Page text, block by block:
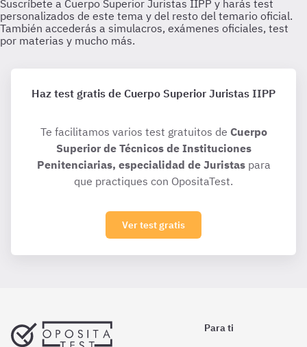
Haz test gratis de Cuerpo Superior Juristas IIPP
Te facilitamos varios test gratuitos de Cuerpo
Superior de Técnicos de Instituciones
Penitenciarias, especialidad de Juristaspara
que practiques con OpositaTest.
Ver test gratis
Para ti